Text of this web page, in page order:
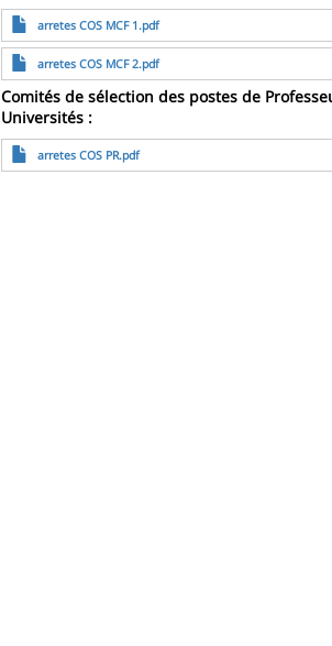
File
arretes COS MCF 1.pdf
File arretes COS MCF 2.pdf
Comités de sélection des postes de
Universités :
File
arretes COS PR.pdf